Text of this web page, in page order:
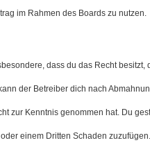
im Rahmen des Boards zu nutzen.
dass du das Recht besitzt,
der Betreiber dich nach
zur Kenntnis genommen hat. Du
einem Dritten Schaden zuzufügen.